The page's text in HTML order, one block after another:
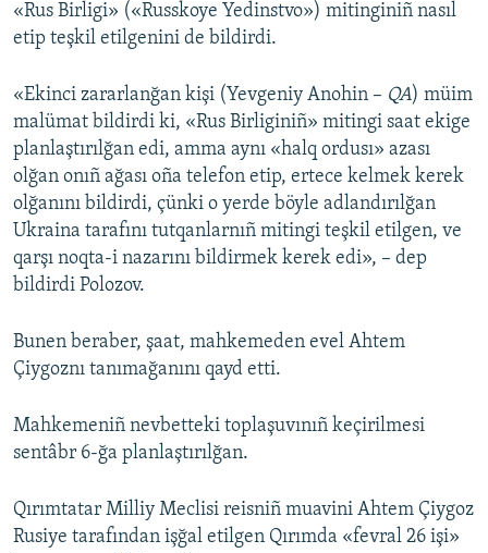
«Rus Birligi» («Russkoye Yedinstvo») mitinginiñ nasıl
etip teşkil etilgenini de bildirdi.
«Ekinci zararlanğan kişi (Yevgeniy Anohin – QA) müim
malümat bildirdi ki, «Rus Birliginiñ» mitingi saat ekige
planlaştırılğan edi, amma aynı «halq ordusı» azası
olğan onıñ ağası oña telefon etip, ertece kelmek kerek
olğanını bildirdi, çünki o yerde böyle adlandırılğan
Ukraina tarafını tutqanlarnıñ mitingi teşkil etilgen, ve
qarşı noqta-i nazarını bildirmek kerek edi», – dep
bildirdi Polozov.
Bunen beraber, şaat, mahkemeden evel Ahtem
Çiygoznı tanımağanını qayd etti.
Mahkemeniñ nevbetteki toplaşuvınıñ keçirilmesi
sentâbr 6-ğa planlaştırılğan.
Qırımtatar Milliy Meclisi reisniñ muavini Ahtem Çiygoz
Rusiye tarafından işğal etilgen Qırımda «fevral 26 işi»